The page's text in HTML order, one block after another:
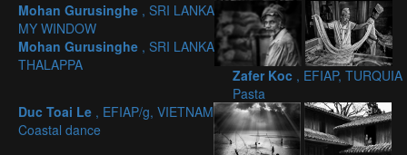
Mohan Gurusinghe , SRI LANKA
MY WINDOW
Mohan Gurusinghe , SRI LANKA
THALAPPA
Zafer Koc , EFIAP, TURQUIA
Pasta
Duc Toai Le , EFIAP/g, VIETNAM
Coastal dance